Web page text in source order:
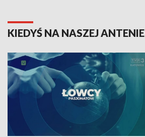
KIEDYŚ NA NASZEJ ANTENIE